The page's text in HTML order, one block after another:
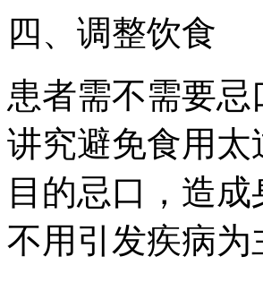
四、调整饮食
患者需不需要
讲究避免食用
目的忌口，造
不用引发疾病为